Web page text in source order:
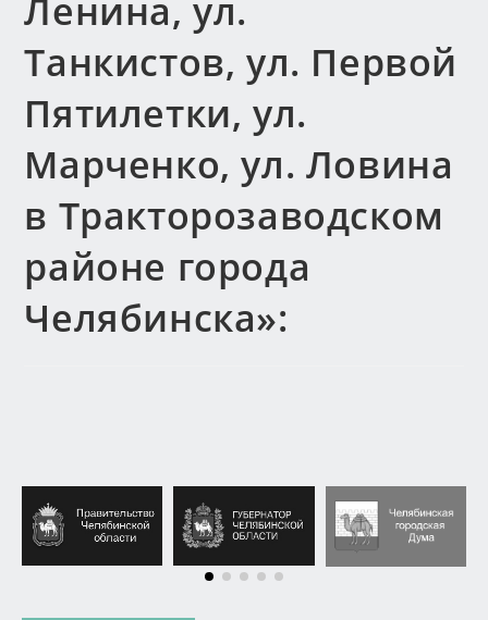
Ленина, ул.
Танкистов, ул. Первой
Пятилетки, ул.
Марченко, ул. Ловина
в Тракторозаводском
районе города
Челябинска»: